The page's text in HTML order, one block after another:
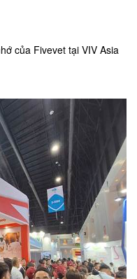
của Fivevet tại VIV Asia